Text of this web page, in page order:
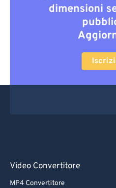
dimensioni
Video Convertitore
MP4 Convertitore